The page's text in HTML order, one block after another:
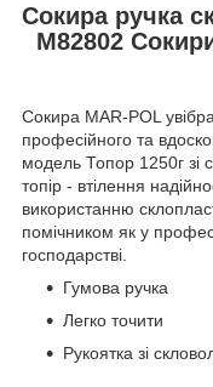
Сокира ручка
M82802
Сокира MAR-POL
професійного та
модель Топор 1250г зі
топір - втілення
використанню
помічником як у
господарстві.
Гумова ручка
Легко точити
Рукоятка зі